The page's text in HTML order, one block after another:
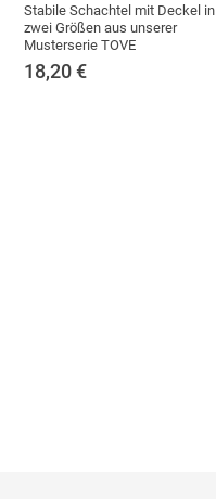
Stabile Schachtel mit Deckel in
zwei Größen aus unserer
Musterserie TOVE
18,20 €